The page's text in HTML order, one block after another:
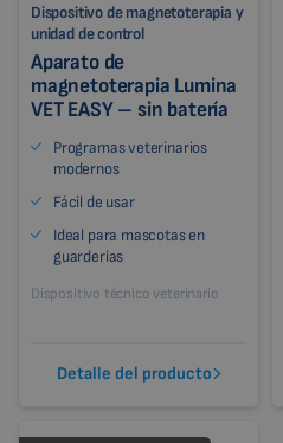
Dispositivo de magnetoterapia y
unidad de control
Aparato de
magnetoterapia Lumina
VET EASY – sin batería
Programas veterinarios
modernos
Fácil de usar
Ideal para mascotas en
guarderías
Dispositivo técnico veterinario
Detalle del producto